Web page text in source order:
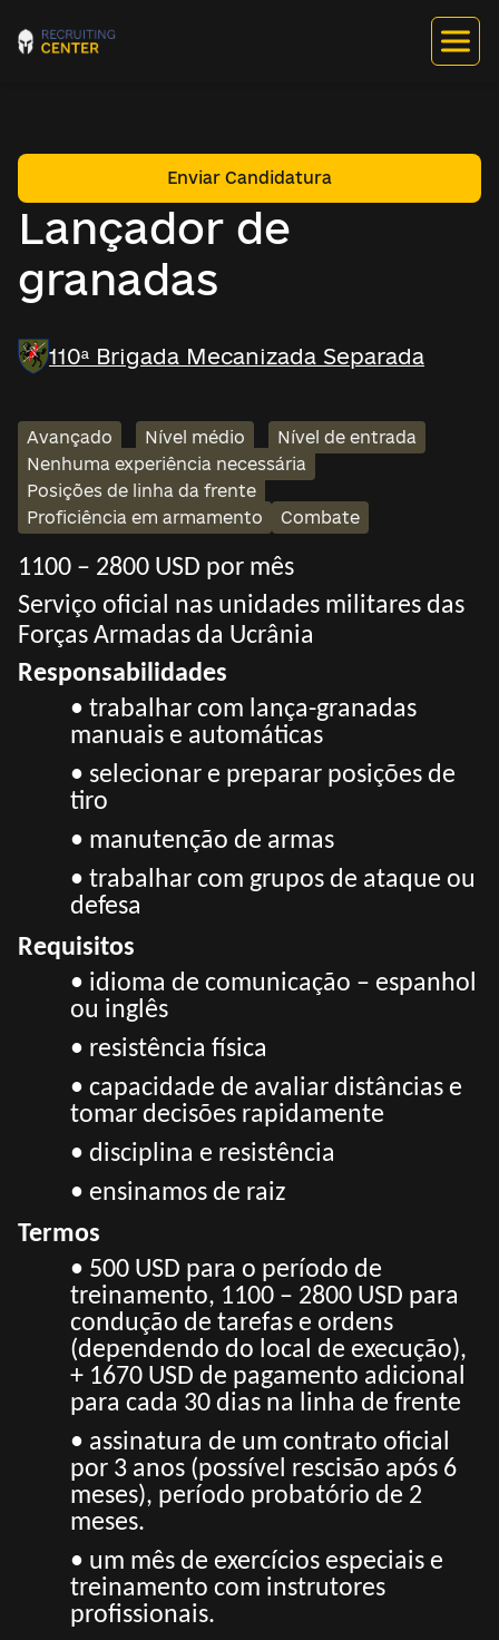
Lançador de
granadas
Enviar Candidatura
110ª Brigada Mecanizada Separada
Avançado Nível médio
Nível de entrada
Nenhuma experiência necessária
Posições de linha da frente
Proficiência em armamento
Combate
1100 – 2800 USD por mês
Serviço oficial nas unidades militares das
Forças Armadas da Ucrânia
Responsabilidades
• trabalhar com lança-granadas
manuais e automáticas
• selecionar e preparar posições de
tiro
• manutenção de armas
• trabalhar com grupos de ataque ou
defesa
Requisitos
• idioma de comunicação – espanhol
ou inglês
• resistência física
• capacidade de avaliar distâncias e
tomar decisões rapidamente
• disciplina e resistência
• ensinamos de raiz
Termos
• 500 USD para o período de
treinamento, 1100 – 2800 USD para
condução de tarefas e ordens
(dependendo do local de execução),
+ 1670 USD de pagamento adicional
para cada 30 dias na linha de frente
• assinatura de um contrato oficial
por 3 anos (possível rescisão após 6
meses), período probatório de 2
meses.
• um mês de exercícios especiais e
treinamento com instrutores
profissionais.